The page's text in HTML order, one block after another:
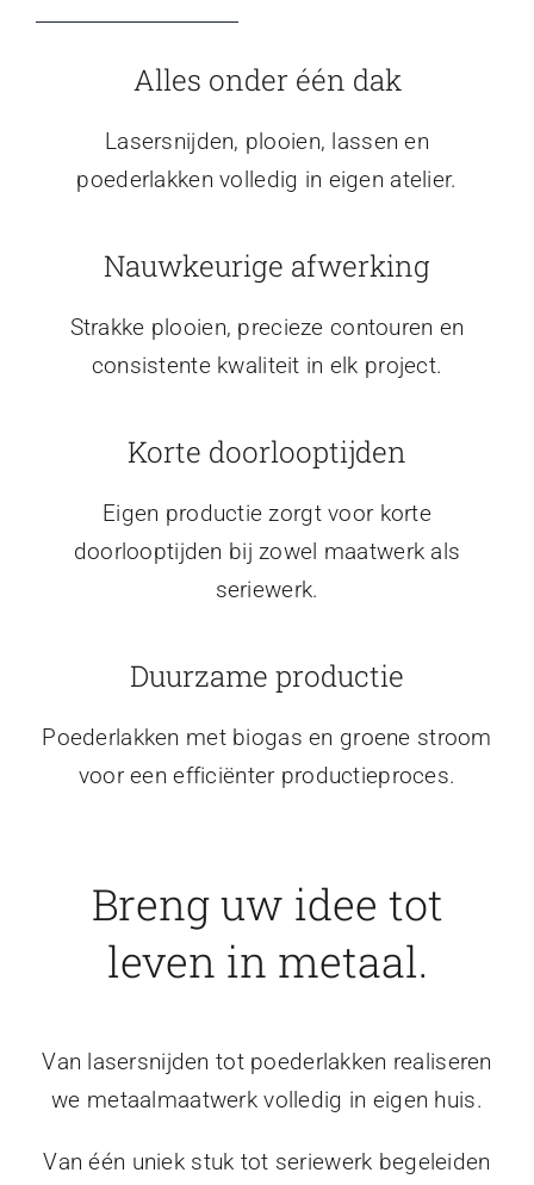
Alles onder één dak
Lasersnijden, plooien, lassen en
poederlakken volledig in eigen atelier.
Nauwkeurige afwerking
Strakke plooien, precieze contouren en
consistente kwaliteit in elk project.
Korte doorlooptijden
Eigen productie zorgt voor korte
doorlooptijden bij zowel maatwerk als
seriewerk.
Duurzame productie
Poederlakken met biogas en groene stroom
voor een efficiënter productieproces.
Breng uw idee tot
leven in metaal.
Van lasersnijden tot poederlakken realiseren
we metaalmaatwerk volledig in eigen huis.
Van één uniek stuk tot seriewerk begeleiden